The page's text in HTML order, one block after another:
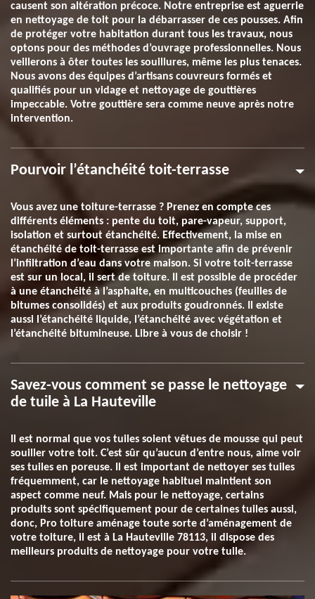
causent son altération précoce. Notre entreprise est aguerrie
en nettoyage de toit pour la débarrasser de ces pousses. Afin
de protéger votre habitation durant tous les travaux, nous
optons pour des méthodes d’ouvrage professionnelles. Nous
veillerons à ôter toutes les souillures, même les plus tenaces.
Nous avons des équipes d’artisans couvreurs formés et
qualifiés pour un vidage et nettoyage de gouttières
impeccable. Votre gouttière sera comme neuve après notre
intervention.
Pourvoir l’étanchéité toit-terrasse
Vous avez une toiture-terrasse ? Prenez en compte ces
différents éléments : pente du toit, pare-vapeur, support,
isolation et surtout étanchéité. Effectivement, la mise en
étanchéité de toit-terrasse est importante afin de prévenir
l’infiltration d’eau dans votre maison. Si votre toit-terrasse
est sur un local, il sert de toiture. Il est possible de procéder
à une étanchéité à l’asphalte, en multicouches (feuilles de
bitumes consolidés) et aux produits goudronnés. Il existe
aussi l’étanchéité liquide, l’étanchéité avec végétation et
l’étanchéité bitumineuse. Libre à vous de choisir !
Savez-vous comment se passe le nettoyage
de tuile à La Hauteville
Il est normal que vos tuiles soient vêtues de mousse qui peut
souiller votre toit. C’est sûr qu’aucun d’entre nous, aime voir
ses tuiles en poreuse. Il est important de nettoyer ses tuiles
fréquemment, car le nettoyage habituel maintient son
aspect comme neuf. Mais pour le nettoyage, certains
produits sont spécifiquement pour de certaines tuiles aussi,
donc, Pro toiture aménage toute sorte d’aménagement de
votre toiture, il est à La Hauteville 78113, il dispose des
meilleurs produits de nettoyage pour votre tuile.